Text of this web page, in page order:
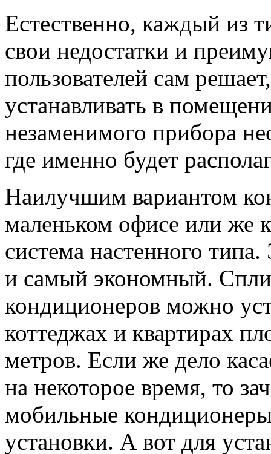
Естественно, каждый из
свои недостатки и
пользователей сам
устанавливать в
незаменимого прибора
где именно будет
Наилучшим вариантом
маленьком офисе или же
система настенного
и самый экономный.
кондиционеров можно
коттеджах и квартирах
метров. Если же дело
на некоторое время, то
мобильные
установки. А вот для